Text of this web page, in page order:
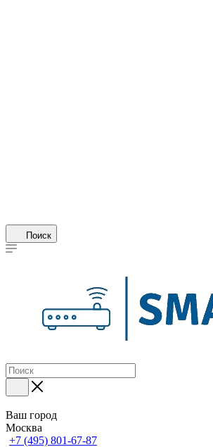
Поиск
Ваш город
Москва
+7 (495) 801-67-87